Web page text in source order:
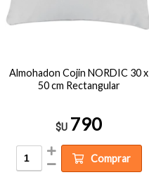
Almohadon Cojin NORDIC 30 x
50 cm Rectangular
$U 790
Comprar